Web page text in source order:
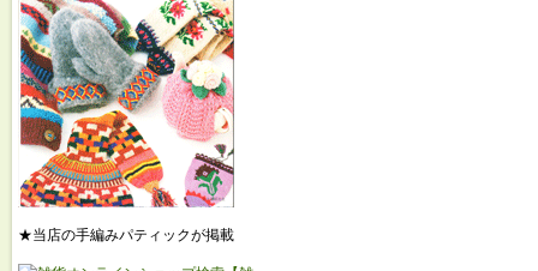
★当店の手編みパティックが掲載